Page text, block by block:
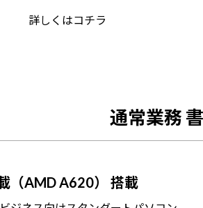
詳しくはコチラ
通常業務
（AMD A620） 搭載